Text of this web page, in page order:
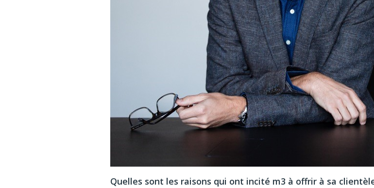
Quelles sont les raisons qui ont incité m3 à offrir à sa